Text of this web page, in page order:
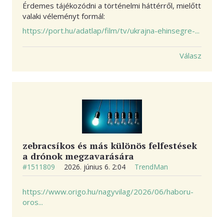
Érdemes tájékozódni a történelmi háttérről, mielőtt
valaki véleményt formál:
https://port.hu/adatlap/film/tv/ukrajna-ehinsegre-...
Válasz
zebracsíkos és más különös felfestések
a drónok megzavarására
#1511809 2026. június 6. 2:04 TrendMan
https://www.origo.hu/nagyvilag/2026/06/haboru-
oros...